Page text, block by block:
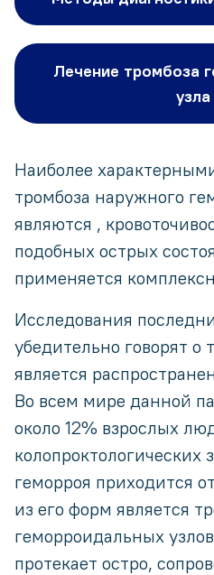
Лечение тромбоза
узла
Наиболее
тромбоза наружного
являются ,
подобных острых
применяется
Исследования
убедительно говорят о
является
Во всем мире данной
около 12% взрослых
колопроктологических
геморроя приходится
из его форм является
геморроидальных
протекает остро,